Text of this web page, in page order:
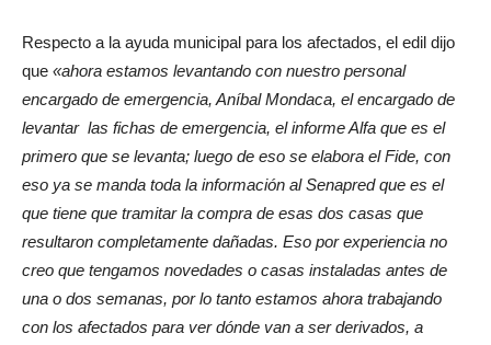
Respecto a la ayuda municipal para los afectados, el edil dijo
que «ahora estamos levantando con nuestro personal
encargado de emergencia, Aníbal Mondaca, el encargado de
levantar las fichas de emergencia, el informe Alfa que es el
primero que se levanta; luego de eso se elabora el Fide, con
eso ya se manda toda la información al Senapred que es el
que tiene que tramitar la compra de esas dos casas que
resultaron completamente dañadas. Eso por experiencia no
creo que tengamos novedades o casas instaladas antes de
una o dos semanas, por lo tanto estamos ahora trabajando
con los afectados para ver dónde van a ser derivados, a